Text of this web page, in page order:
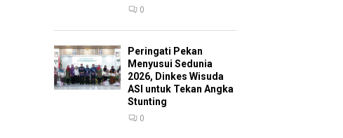
0
Peringati Pekan
Menyusui Sedunia
2026, Dinkes Wisuda
ASI untuk Tekan Angka
Stunting
0